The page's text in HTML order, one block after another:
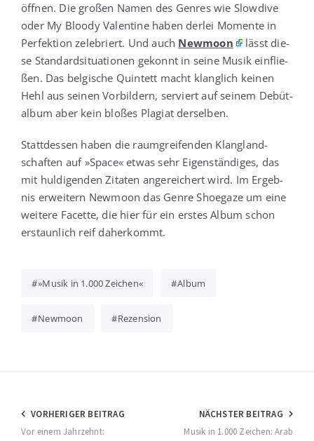
öff­nen. Die gro­ßen Namen des Gen­res wie Slow­di­ve
oder My Bloo­dy Valen­ti­ne haben der­lei Momen­te in
Per­fek­ti­on zele­briert. Und auch New­moon
lässt die­
se Stan­dard­si­tua­tio­nen gekonnt in sei­ne Musik ein­flie­
ßen. Das bel­gi­sche Quin­tett macht klang­lich kei­nen
Hehl aus sei­nen Vor­bil­dern, ser­viert auf sei­nem Debüt­
al­bum aber kein blo­ßes Pla­gi­at derselben.
Statt­des­sen haben die raum­grei­fen­den Klang­land­
schaf­ten auf »Space« etwas sehr Eigen­stän­di­ges, das
mit hul­di­gen­den Zita­ten ange­rei­chert wird. Im Ergeb­
nis erwei­tern New­moon das Gen­re Shoe­ga­ze um eine
wei­te­re Facet­te, die hier für ein ers­tes Album schon
erstaun­lich reif daherkommt.
»Musik in 1.000 Zeichen« Album
Newmoon Rezension
Beitragsnavigation
VORHERIGER BEITRAG
Vor einem Jahrzehnt:
NÄCHSTER BEITRAG
Musik in 1.000 Zeichen: Arab